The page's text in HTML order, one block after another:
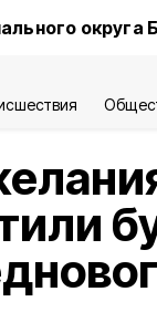
округа